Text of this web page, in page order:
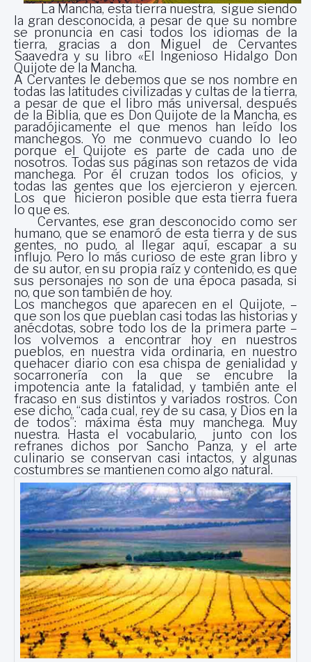
La Mancha, esta tierra nuestra, sigue siendo
la gran desconocida, a pesar de que su nombre
se pronuncia en casi todos los idiomas de la
tierra, gracias a don Miguel de Cervantes
Saavedra y su libro «El Ingenioso Hidalgo Don
Quijote de la Mancha.
A Cervantes le debemos que se nos nombre en
todas las latitudes civilizadas y cultas de la tierra,
a pesar de que el libro más universal, después
de la Biblia, que es Don Quijote de la Mancha, es
paradójicamente el que menos han leído los
manchegos. Yo me conmuevo cuando lo leo
porque el Quijote es parte de cada uno de
nosotros. Todas sus páginas son retazos de vida
manchega. Por él cruzan todos los oficios, y
todas las gentes que los ejercieron y ejercen.
Los que hicieron posible que esta tierra fuera
lo que es.
Cervantes, ese gran desconocido como ser
humano, que se enamoró de esta tierra y de sus
gentes, no pudo, al llegar aquí, escapar a su
influjo. Pero lo más curioso de este gran libro y
de su autor, en su propia raíz y contenido, es que
sus personajes no son de una época pasada, si
no, que son también de hoy.
Los manchegos que aparecen en el Quijote, –
que son los que pueblan casi todas las historias y
anécdotas, sobre todo los de la primera parte –
los volvemos a encontrar hoy en nuestros
pueblos, en nuestra vida ordinaria, en nuestro
quehacer diario con esa chispa de genialidad y
socarronería con la que se encubre la
impotencia ante la fatalidad, y también ante el
fracaso en sus distintos y variados rostros. Con
ese dicho, “cada cual, rey de su casa, y Dios en la
de todos”: máxima ésta muy manchega. Muy
nuestra. Hasta el vocabulario, junto con los
refranes dichos por Sancho Panza, y el arte
culinario se conservan casi intactos, y algunas
costumbres se mantienen como algo natural.